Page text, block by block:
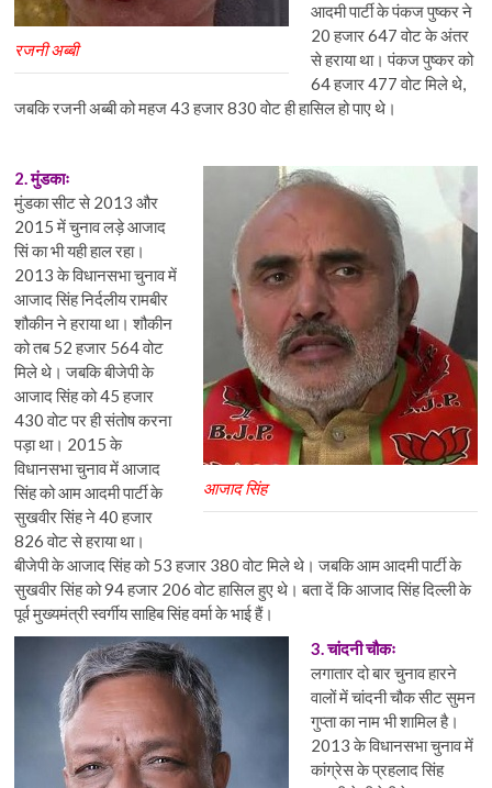
रजनी अब्बी
आदमी पार्टी के पंकज पुष्कर ने
20 हजार 647 वोट के अंतर
से हराया था। पंकज पुष्कर को
64 हजार 477 वोट मिले थे,
जबकि रजनी अब्बी को महज 43 हजार 830 वोट ही हासिल हो पाए थे।
आजाद सिंह
2. मुंडकाः
मुंडका सीट से 2013 और
2015 में चुनाव लड़े आजाद
सिं का भी यही हाल रहा।
2013 के विधानसभा चुनाव में
आजाद सिंह निर्दलीय रामबीर
शौकीन ने हराया था। शौकीन
को तब 52 हजार 564 वोट
मिले थे। जबकि बीजेपी के
आजाद सिंह को 45 हजार
430 वोट पर ही संतोष करना
पड़ा था। 2015 के
विधानसभा चुनाव में आजाद
सिंह को आम आदमी पार्टी के
सुखवीर सिंह ने 40 हजार
826 वोट से हराया था।
बीजेपी के आजाद सिंह को 53 हजार 380 वोट मिले थे। जबकि आम आदमी पार्टी के
सुखवीर सिंह को 94 हजार 206 वोट हासिल हुए थे। बता दें कि आजाद सिंह दिल्ली के
पूर्व मुख्यमंत्री स्वर्गीय साहिब सिंह वर्मा के भाई हैं।
3. चांदनी चौकः
लगातार दो बार चुनाव हारने
वालों में चांदनी चौक सीट सुमन
गुप्ता का नाम भी शामिल है।
2013 के विधानसभा चुनाव में
कांग्रेस के प्रहलाद सिंह